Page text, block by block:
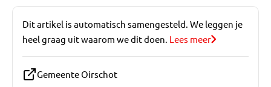
Dit artikel is automatisch samengesteld. We leggen je
heel graag uit waarom we dit doen. Lees meer
Gemeente Oirschot